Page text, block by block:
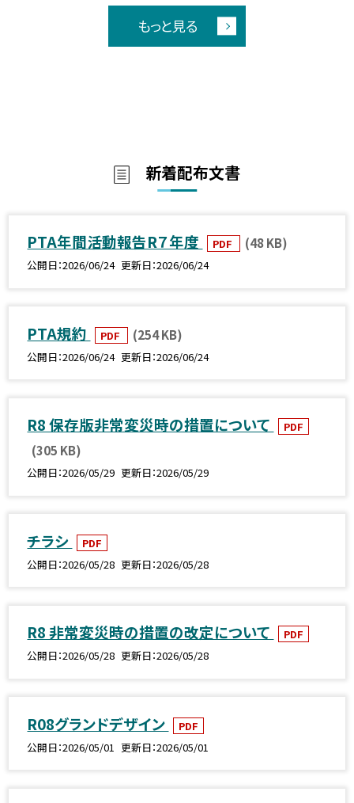
もっと見る
新着配布文書
PTA年間活動報告R７年度 PDF (48 KB)
公開日 2026/06/24 更新日 2026/06/24
PTA規約 PDF (254 KB)
公開日 2026/06/24 更新日 2026/06/24
R8 保存版非常変災時の措置について PDF
(305 KB)
公開日 2026/05/29 更新日 2026/05/29
チラシ
PDF
公開日 2026/05/28 更新日 2026/05/28
R8 非常変災時の措置の改定について
PDF
公開日 2026/05/28 更新日 2026/05/28
R08グランドデザイン
PDF
公開日 2026/05/01 更新日 2026/05/01